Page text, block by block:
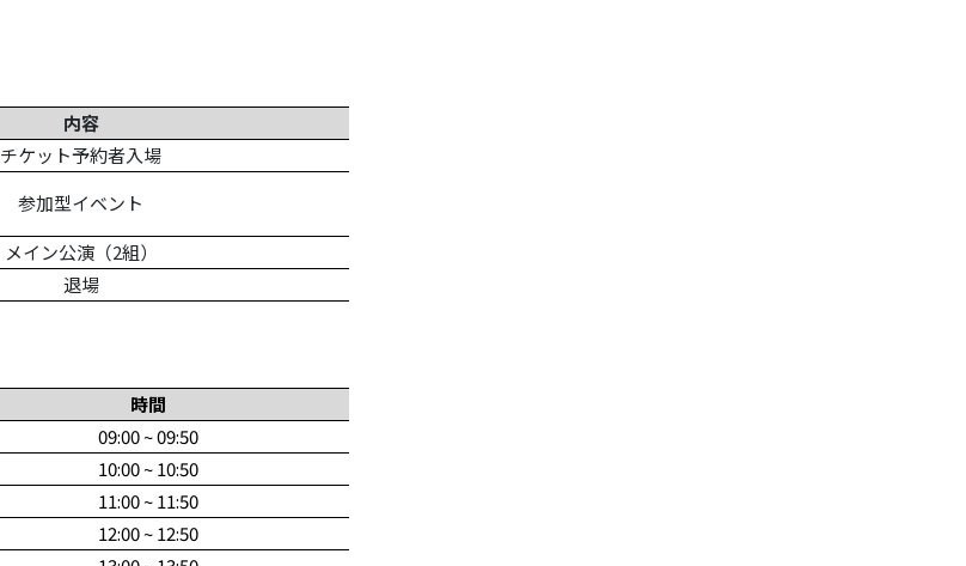
内容
チケット予約者入場
参加型イベント
メイン公演（2組）
退場
時間
09:00 ~ 09:50
10:00 ~ 10:50
11:00 ~ 11:50
12:00 ~ 12:50